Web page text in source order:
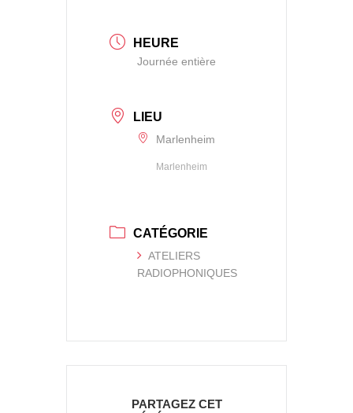
HEURE
Journée entière
LIEU
Marlenheim
Marlenheim
CATÉGORIE
ATELIERS
RADIOPHONIQUES
PARTAGEZ CET